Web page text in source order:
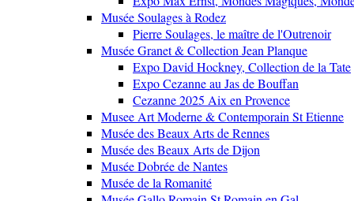
Musée Soulages à Rodez
Pierre Soulages, le maître de l'Outrenoir
Musée Granet & Collection Jean Planque
Expo David Hockney, Collection de la Tate
Expo Cezanne au Jas de Bouffan
Cezanne 2025 Aix en Provence
Musee Art Moderne & Contemporain St Etienne
Musée des Beaux Arts de Rennes
Musée des Beaux Arts de Dijon
Musée Dobrée de Nantes
Musée de la Romanité